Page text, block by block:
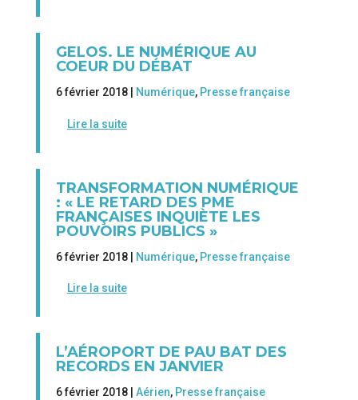
GELOS. LE NUMÉRIQUE AU
COEUR DU DÉBAT
6 février 2018 | Numérique, Presse française
Lire la suite
TRANSFORMATION NUMÉRIQUE
: « LE RETARD DES PME
FRANÇAISES INQUIÈTE LES
POUVOIRS PUBLICS »
6 février 2018 | Numérique, Presse française
Lire la suite
L’AÉROPORT DE PAU BAT DES
RECORDS EN JANVIER
6 février 2018 | Aérien, Presse française